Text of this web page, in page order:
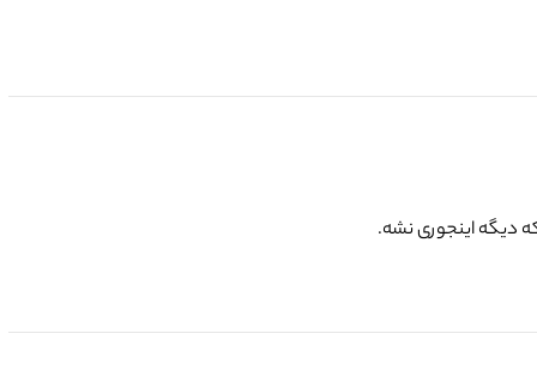
دیگه اینجوری نشه.